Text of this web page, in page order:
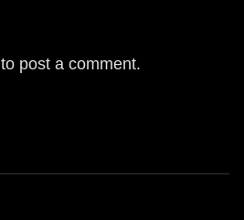
to post a comment.